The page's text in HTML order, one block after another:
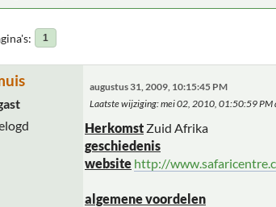
1
augustus 31, 2009, 10:15:45 PM
Laatste wijziging: mei 02, 2010, 01:50:59 PM
Herkomst Zuid Afrika
geschiedenis
website http://
algemene voordelen